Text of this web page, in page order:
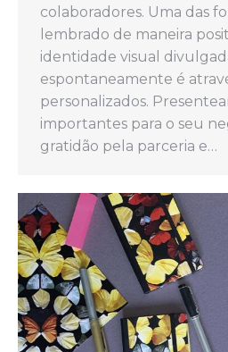
colaboradores. Uma das
lembrado de maneira
identidade visual
espontaneamente é
personalizados.
importantes para o seu
gratidão pela parceria e…